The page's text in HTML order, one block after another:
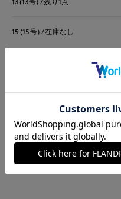
15(15号) 在庫なし